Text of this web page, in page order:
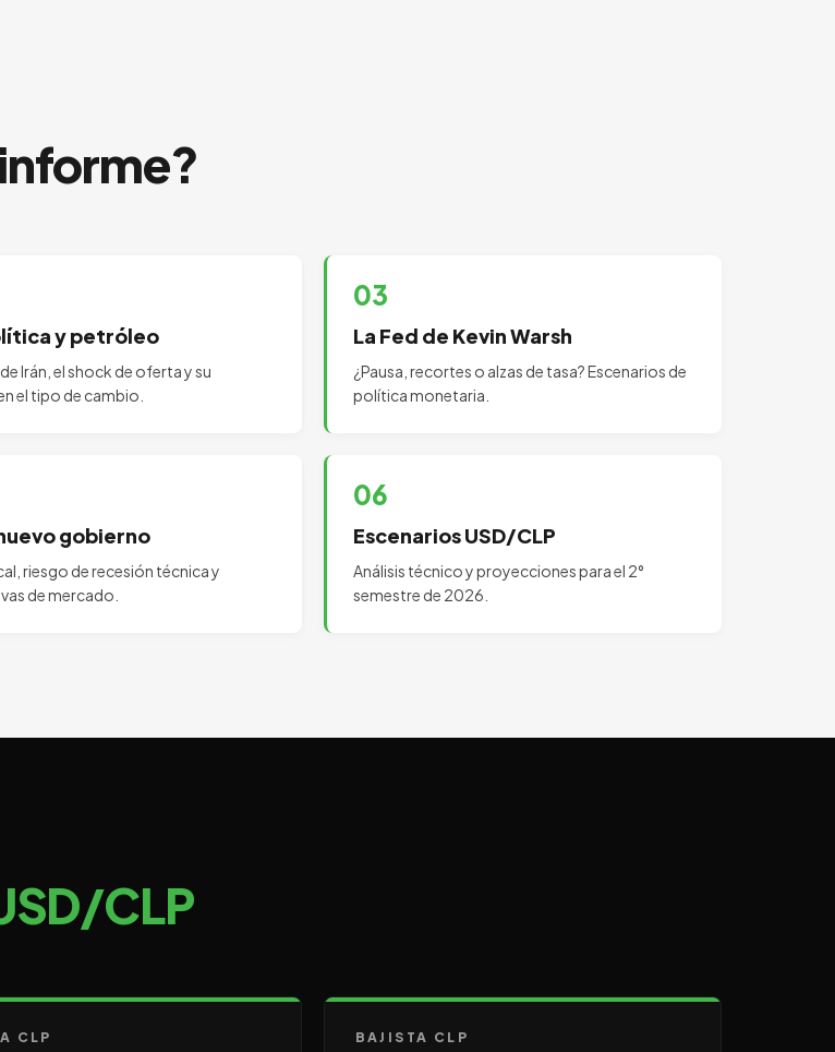
y petróleo
Irán, el shock de oferta y su
el tipo de cambio.
03
La Fed de Kevin Warsh
¿Pausa, recortes o alzas de tasa? Escenarios de
política monetaria.
gobierno
riesgo de recesión técnica y
de mercado.
06
Escenarios USD/CLP
Análisis técnico y proyecciones para el 2°
semestre de 2026.
CLP
CLP BAJISTA CLP